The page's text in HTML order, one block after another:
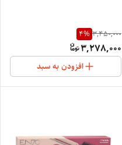
3,450,000
4%
3,278,000
افزودن به سبد